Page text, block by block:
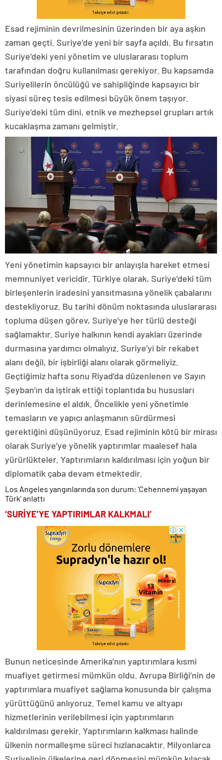
Esad rejiminin devrilmesinin üzerinden bir aya aşkın
zaman geçti. Suriye’de yeni bir sayfa açıldı. Bu fırsatın
Suriye’deki yeni yönetim ve uluslararası toplum
tarafından doğru kullanılması gerekiyor. Bu kapsamda
Suriyelilerin öncülüğü ve sahipliğinde kapsayıcı bir
siyasi süreç tesis edilmesi büyük önem taşıyor.
Suriye’deki tüm dini, etnik ve mezhepsel grupları artık
kucaklaşma zamanı gelmiştir.
Yeni yönetimin kapsayıcı bir anlayışla hareket etmesi
memnuniyet vericidir. Türkiye olarak, Suriye’deki tüm
birleşenlerin iradesini yansıtmasına yönelik çabalarını
destekliyoruz. Bu tarihi dönüm noktasında uluslararası
topluma düşen görev, Suriye’ye her türlü desteği
sağlamaktır. Suriye halkının kendi ayakları üzerinde
durmasına yardımcı olmalıyız. Suriye’yi bir rekabet
alanı değil, bir işbirliği alanı olarak görmeliyiz.
Geçtiğimiz hafta sonu Riyad’da düzenlenen ve Sayın
Şeyban’ın da iştirak ettiği toplantıda bu hususları
derinlemesine el aldık. Öncelikle yeni yönetimle
temasların ve yapıcı anlaşmanın sürdürmesi
gerektiğini düşünüyoruz. Esad rejiminin kötü bir mirası
olarak Suriye’ye yönelik yaptırımlar maalesef hala
yürürlükteler. Yaptırımların kaldırılması için yoğun bir
diplomatik çaba devam etmektedir.
Los Angeles yangınlarında son durum: ‘Cehennemi yaşayan
Türk’ anlattı
‘SURİYE’YE YAPTIRIMLAR KALKMALI’
Bunun neticesinde Amerika’nın yaptırımlara kısmi
muafiyet getirmesi mümkün oldu. Avrupa Birliği’nin de
yaptırımlara muafiyet sağlama konusunda bir çalışma
yürüttüğünü anlıyoruz. Temel kamu ve altyapı
hizmetlerinin verilebilmesi için yaptırımların
kaldırılması gerekir. Yaptırımların kalkması halinde
ülkenin normalleşme süreci hızlanacaktır. Milyonlarca